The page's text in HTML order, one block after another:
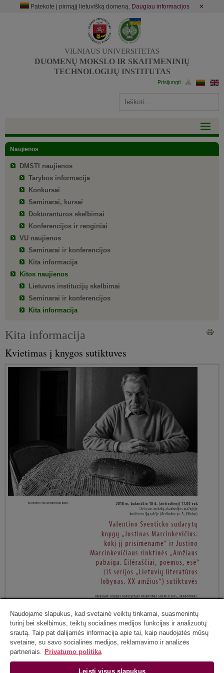
Patekote į pirmąjį lietuvišką domeną. Daugiau informacijos ✕
VILNIAUS UNIVERSITETAS
DUOMENŲ MOKSLO IR SKAITMENINIŲ
TECHNOLOGIJŲ INSTITUTAS
Naujienos
DMSTI naujienos
Tarybos informacija
Konkursai
Seminarai, kursai
Doktorantūros skelbimai
Konferencijos ir renginiai
VU naujienos
Seminarai ir konferencijos
Kita informacija
Kitos naujienos
Lietuvos institucijų skelbimai
Seminarai ir konferencijos
Kita informacija
Kita informacija
Kvietimas į knygos sutiktuves
Naudojame slapukus, kad svetainė veiktų tinkamai, suasmenintų
turinį bei skelbimus, teiktų socialinės medijos funkcijas ir analizuotų
srautą. Taip pat dalijamės informacija apie tai, kaip naudojatės mūsų
svetaine, su savo socialinės medijos, reklamavimo ir analizės
partneriais. Privatumo politika
Leisti visus slapukus